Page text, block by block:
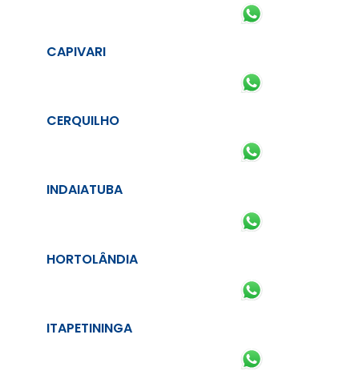
CAPIVARI
CERQUILHO
INDAIATUBA
HORTOLÂNDIA
ITAPETININGA